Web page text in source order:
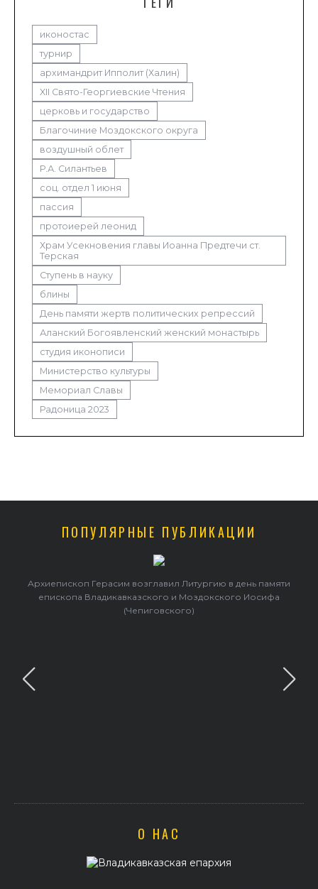
иконостас
турнир
архимандрит Ипполит (Халин)
XII Свято-Георгиевские Чтения
церковь и государство
Благочиние Моздокского округа
воздушный облет
Р.А. Силантьев
соц. отдел 1 июня
пассия
протоиерей леонид
Храм Усекновения главы Иоанна Предтечи ст.
Терская
Ступень в науку
блины
День памяти жертв политических репрессий
Аланский Богоявленский женский монастырь
студия иконописи
Министерство культуры
Мемориал Славы
Радоница 2023
ПОПУЛЯРНЫЕ ПУБЛИКАЦИИ
Архиепископ Герасим возглавил Литургию в день памяти
епископа Владикавказского и Моздокского Иосифа
(Чепиговского)
О НАС